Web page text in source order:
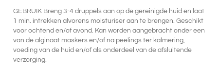
GEBRUIK Breng 3-4 druppels aan op de gereinigde huid en laat
1 min. intrekken alvorens moisturiser aan te brengen. Geschikt
voor ochtend en/of avond. Kan worden aangebracht onder een
van de alginaat maskers en/of na peelings ter kalmering,
voeding van de huid en/of als onderdeel van de afsluitende
verzorging.